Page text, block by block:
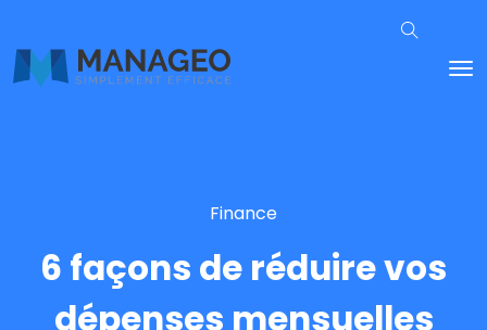
Finance
6 façons de réduire vos
dépenses mensuelles